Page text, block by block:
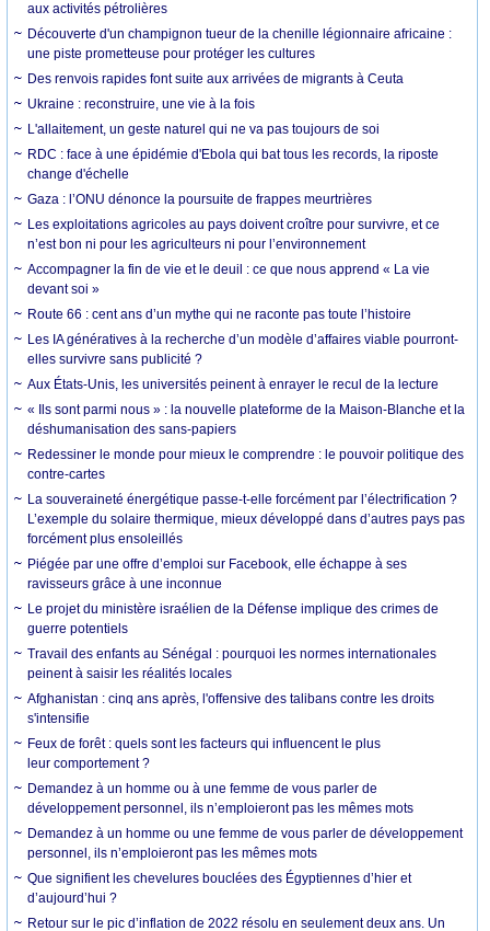
aux activités pétrolières
Découverte d'un champignon tueur de la chenille légionnaire africaine :
une piste prometteuse pour protéger les cultures
Des renvois rapides font suite aux arrivées de migrants à Ceuta
Ukraine : reconstruire, une vie à la fois
L'allaitement, un geste naturel qui ne va pas toujours de soi
RDC : face à une épidémie d'Ebola qui bat tous les records, la riposte
change d'échelle
Gaza : l’ONU dénonce la poursuite de frappes meurtrières
Les exploitations agricoles au pays doivent croître pour survivre, et ce
n’est bon ni pour les agriculteurs ni pour l’environnement
Accompagner la fin de vie et le deuil : ce que nous apprend « La vie
devant soi »
Route 66 : cent ans d’un mythe qui ne raconte pas toute l’histoire
Les IA génératives à la recherche d’un modèle d’affaires viable pourront-
elles survivre sans publicité ?
Aux États-Unis, les universités peinent à enrayer le recul de la lecture
« Ils sont parmi nous » : la nouvelle plateforme de la Maison-Blanche et la
déshumanisation des sans-papiers
Redessiner le monde pour mieux le comprendre : le pouvoir politique des
contre-cartes
La souveraineté énergétique passe-t-elle forcément par l’électrification ?
L’exemple du solaire thermique, mieux développé dans d’autres pays pas
forcément plus ensoleillés
Piégée par une offre d’emploi sur Facebook, elle échappe à ses
ravisseurs grâce à une inconnue
Le projet du ministère israélien de la Défense implique des crimes de
guerre potentiels
Travail des enfants au Sénégal : pourquoi les normes internationales
peinent à saisir les réalités locales
Afghanistan : cinq ans après, l'offensive des talibans contre les droits
s'intensifie
Feux de forêt : quels sont les facteurs qui influencent le plus
leur comportement ?
Demandez à un homme ou à une femme de vous parler de
développement personnel, ils n’emploieront pas les mêmes mots
Demandez à un homme ou une femme de vous parler de développement
personnel, ils n’emploieront pas les mêmes mots
Que signifient les chevelures bouclées des Égyptiennes d’hier et
d’aujourd’hui ?
Retour sur le pic d’inflation de 2022 résolu en seulement deux ans. Un